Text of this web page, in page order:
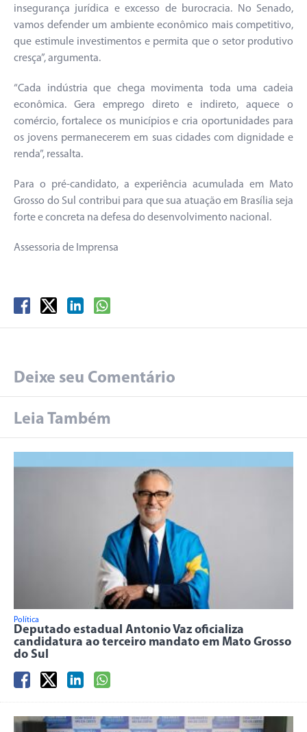
insegurança jurídica e excesso de burocracia. No Senado,
vamos defender um ambiente econômico mais competitivo,
que estimule investimentos e permita que o setor produtivo
cresça”, argumenta.
“Cada indústria que chega movimenta toda uma cadeia
econômica. Gera emprego direto e indireto, aquece o
comércio, fortalece os municípios e cria oportunidades para
os jovens permanecerem em suas cidades com dignidade e
renda”, ressalta.
Para o pré-candidato, a experiência acumulada em Mato
Grosso do Sul contribui para que sua atuação em Brasília seja
forte e concreta na defesa do desenvolvimento nacional.
Assessoria de Imprensa
Deixe seu Comentário
Leia Também
Política
Deputado estadual Antonio Vaz oficializa
candidatura ao terceiro mandato em Mato Grosso
do Sul